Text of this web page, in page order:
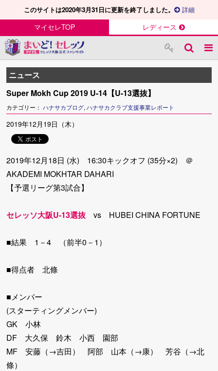
このサイトは2020年3月31日に更新を終了しました。 詳細
マイセレTOP レディース
ニュース
Super Mokh Cup 2019 U-14【U-13選抜】
カテゴリー：ハナサカブログ, ハナサカクラブ支援事業レポート
2019年12月19日（木）
2019年12月18日 (水) 16:30キックオフ (35分×2) ＠
AKADEMI MOKHTAR DAHARI
【予選リーグ第3試合】
セレッソ大阪U-13選抜 vs HUBEI CHINA FORTUNE
■結果 1－4 （前半0－1）
■得点者 北條
■メンバー
(スターティングメンバー)
GK 小林
DF 大久保 鈴木 小西 園部
MF 安藤（→吉田） 阿部 山本（→康） 芳谷（→北
條）